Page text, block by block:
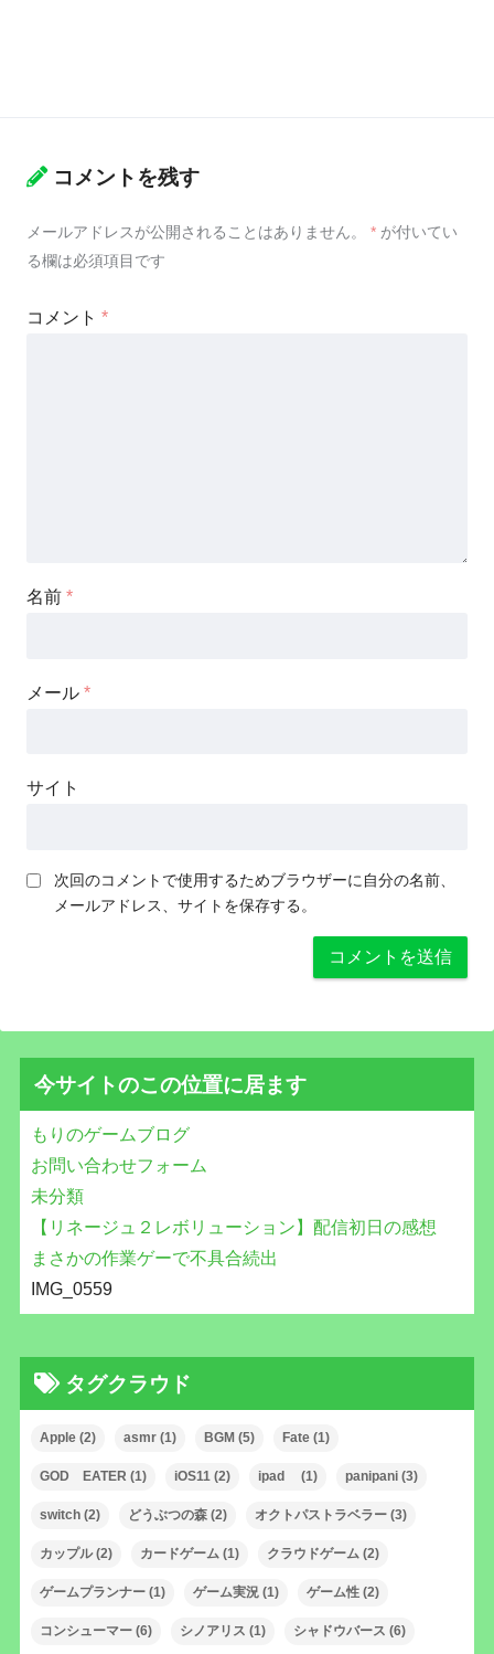
コメントを残す
メールアドレスが公開されることはありません。 * が付いてい
る欄は必須項目です
コメント *
名前 *
メール *
サイト
次回のコメントで使用するためブラウザーに自分の名前、
メールアドレス、サイトを保存する。
今サイトのこの位置に居ます
もりのゲームブログ
お問い合わせフォーム
未分類
【リネージュ２レボリューション】配信初日の感想
まさかの作業ゲーで不具合続出
IMG_0559
タグクラウド
Apple(2) asmr(1) BGM (5) Fate(1)
GOD EATER (1) iOS11(2) ipad (1) panipani(3)
switch(2) どうぶつの森(2) オクトパストラベラー(3)
カップル(2) カードゲーム(1) クラウドゲーム(2)
ゲームプランナー(1) ゲーム実況(1) ゲーム性(2)
コンシューマー(6) シノアリス (1) シャドウバース (6)